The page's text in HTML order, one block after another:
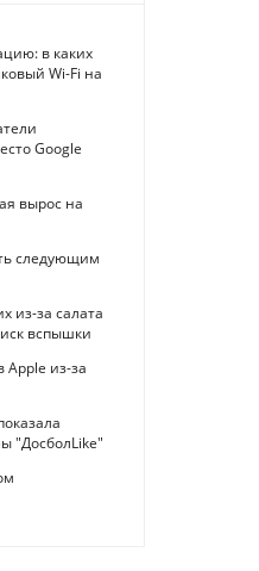
в каких
Wi-Fi на
Google
вырос на
следующим
из-за салата
вспышки
Apple из-за
"ДосболLike"